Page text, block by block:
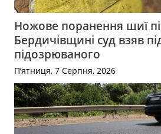
Ножове поранення шиї
Бердичівщині суд взяв
підозрюваного
П’ятниця, 7 Серпня, 2026